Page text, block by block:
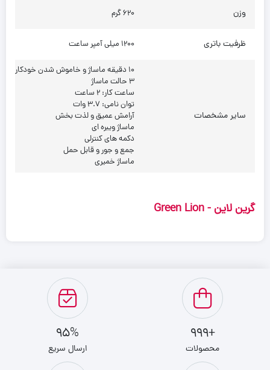
وزن 620 گرم
ظرفیت باتری 1200 میلی آمپر ساعت
سایر مشخصات
10 دقیقه ماساژ و خاموش شدن خودکار
3 حالت ماساژ
ساعت کار: 2 ساعت
توان نامی: 3.7 وات
آرامش عمیق و لذت بخش
ماساژ ویبره ای
دکمه های کنترلی
جمع و جور و قابل حمل
ماساژ خمیری
گرین لاین - Green Lion
+999
محصولات
95%
ارسال سریع